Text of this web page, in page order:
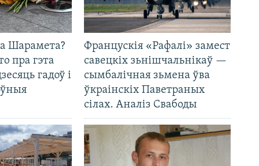
Шарамета?
пра гэта
гадоў і
Францускія «Рафалі» замест
савецкіх зьнішчальнікаў —
сымбалічная зьмена ўва
ўкраінскіх Паветраных
сілах. Аналіз Свабоды